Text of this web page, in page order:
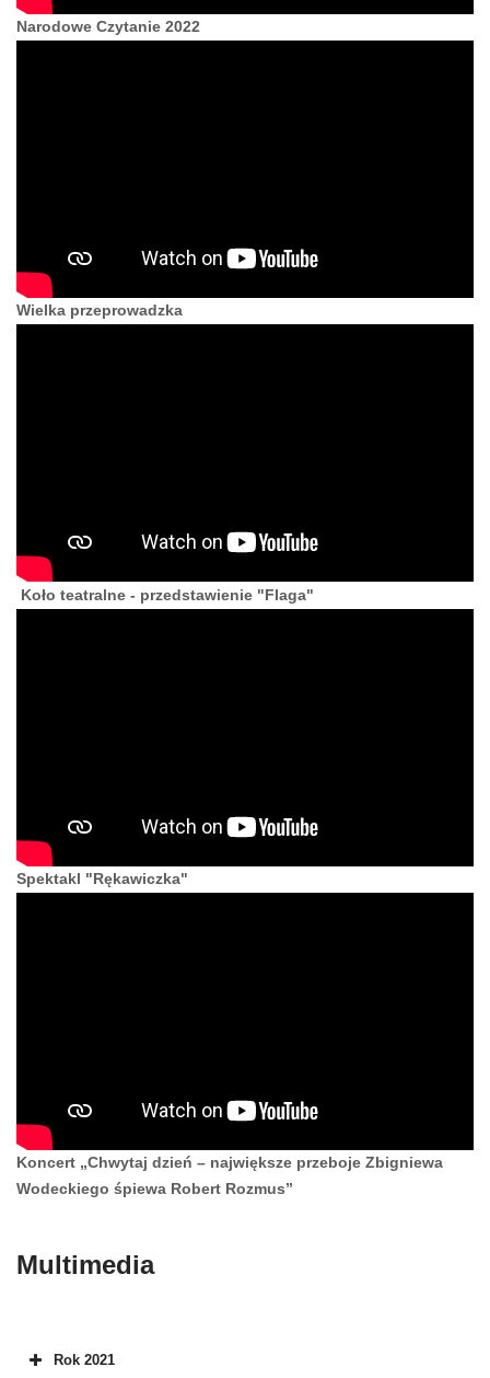
Narodowe Czytanie 2022
Wielka przeprowadzka
Koło teatralne - przedstawienie "Flaga"
Spektakl "Rękawiczka"
Koncert „Chwytaj dzień – największe przeboje Zbigniewa
Wodeckiego śpiewa Robert Rozmus”
Multimedia
Rok 2021